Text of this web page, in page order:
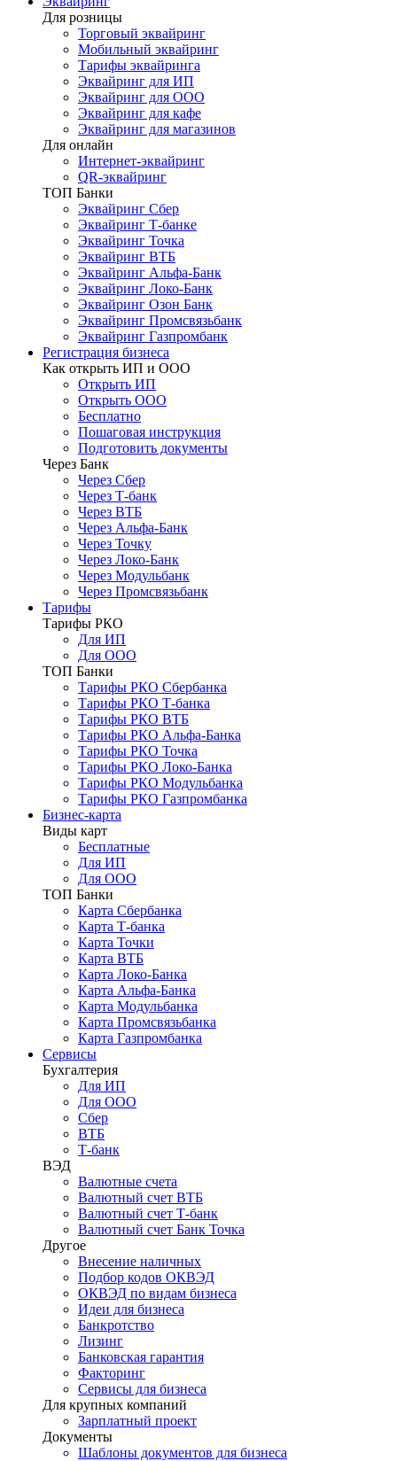
Для розницы
Торговый эквайринг
Мобильный эквайринг
Тарифы эквайринга
Эквайринг для ИП
Эквайринг для ООО
Эквайринг для кафе
Эквайринг для магазинов
Для онлайн
Интернет-эквайринг
QR-эквайринг
ТОП Банки
Эквайринг Сбер
Эквайринг Т-банке
Эквайринг Точка
Эквайринг ВТБ
Эквайринг Альфа-Банк
Эквайринг Локо-Банк
Эквайринг Озон Банк
Эквайринг Промсвязьбанк
Эквайринг Газпромбанк
Регистрация бизнеса
Как открыть ИП и ООО
Открыть ИП
Открыть ООО
Бесплатно
Пошаговая инструкция
Подготовить документы
Через Банк
Через Сбер
Через Т-банк
Через ВТБ
Через Альфа-Банк
Через Точку
Через Локо-Банк
Через Модульбанк
Через Промсвязьбанк
Тарифы
Тарифы РКО
Для ИП
Для ООО
ТОП Банки
Тарифы РКО Сбербанка
Тарифы РКО Т-банка
Тарифы РКО ВТБ
Тарифы РКО Альфа-Банка
Тарифы РКО Точка
Тарифы РКО Локо-Банка
Тарифы РКО Модульбанка
Тарифы РКО Газпромбанка
Бизнес-карта
Виды карт
Бесплатные
Для ИП
Для ООО
ТОП Банки
Карта Сбербанка
Карта Т-банка
Карта Точки
Карта ВТБ
Карта Локо-Банка
Карта Альфа-Банка
Карта Модульбанка
Карта Промсвязьбанка
Карта Газпромбанка
Сервисы
Бухгалтерия
Для ИП
Для ООО
Сбер
ВТБ
Т-банк
ВЭД
Валютные счета
Валютный счет ВТБ
Валютный счет Т-банк
Валютный счет Банк Точка
Другое
Внесение наличных
Подбор кодов ОКВЭД
ОКВЭД по видам бизнеса
Идеи для бизнеса
Банкротство
Лизинг
Банковская гарантия
Факторинг
Сервисы для бизнеса
Для крупных компаний
Зарплатный проект
Документы
Шаблоны документов для бизнеса